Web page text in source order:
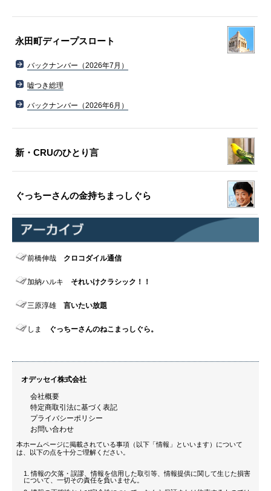
永田町ディープスロート
バックナンバー（2026年7月）
嘘つき総理
バックナンバー（2026年6月）
新・CRUのひとり言
ぐっちーさんの金持ちまっしぐら
前橋伸哉 クロコダイル通信
加納ハルキ それいけクラシック！！
三原淳雄 言いたい放題
しま ぐっちーさんのねこまっしぐら。
オデッセイ株式会社
会社概要
特定商取引法に基づく表記
プライバシーポリシー
お問い合わせ
本ホームページに掲載されている事項（以下「情報」といいます）について
は、以下の点を十分ご理解ください。
情報の欠落・誤謬、情報を信用した取引等、情報提供に関して生じた損害
について、一切その責任を負いません。